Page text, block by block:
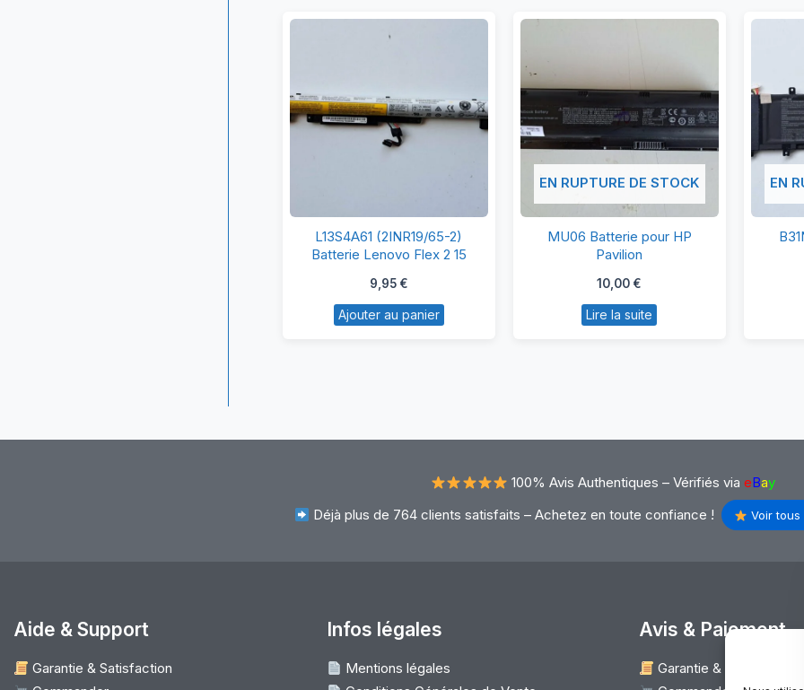
L13S4A61
(2INR19/65-
2)
Lenovo
L13S4A61 (2INR19/65-2)
Batterie Lenovo Flex 2 15
9,95 €
Ajouter au panier
MU06
Batterie
pour
Pavilion
EN RUPTURE DE STOCK
MU06 Batterie pour HP
Pavilion
10,00 €
Lire la suite
EN
100% Avis Authentiques – Vérifiés via eBay
Déjà plus de 764 clients satisfaits – Achetez en toute confiance !
Voir tous
Aide & Support
Garantie & Satisfaction
Infos légales
Mentions légales
Avis & Paiement
Garantie & Satisfaction